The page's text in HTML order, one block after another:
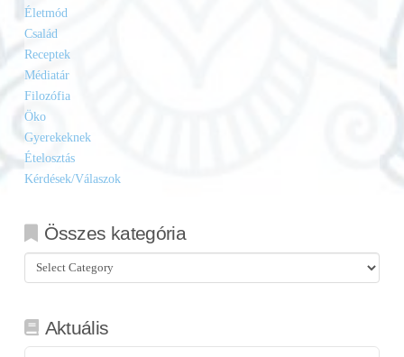
Életmód
Család
Receptek
Médiatár
Filozófia
Öko
Gyerekeknek
Ételosztás
Kérdések/Válaszok
Összes kategória
Összes
kategória
Aktuális